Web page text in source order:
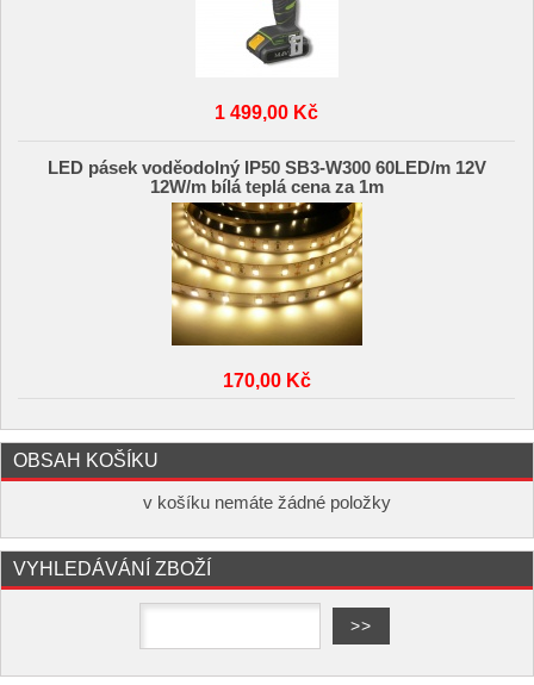
1 499,00 Kč
LED pásek voděodolný IP50 SB3-W300 60LED/m 12V
12W/m bílá teplá cena za 1m
170,00 Kč
OBSAH KOŠÍKU
v košíku nemáte žádné položky
VYHLEDÁVÁNÍ ZBOŽÍ